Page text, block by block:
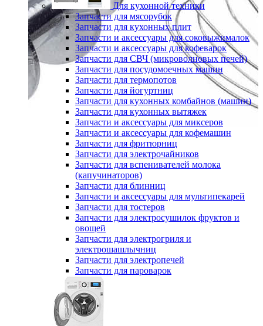
Для кухонной техники
Запчасти для мясорубок
Запчасти для кухонных плит
Запчасти и аксессуары для соковыжималок
Запчасти и аксессуары для кофеварок
Запчасти для СВЧ (микроволновых печей)
Запчасти для посудомоечных машин
Запчасти для термопотов
Запчасти для йогуртниц
Запчасти для кухонных комбайнов (машин)
Запчасти для кухонных вытяжек
Запчасти и аксессуары для миксеров
Запчасти и аксессуары для кофемашин
Запчасти для фритюрниц
Запчасти для электрочайников
Запчасти для вспенивателей молока
(капучинаторов)
Запчасти для блинниц
Запчасти и аксессуары для мультипекарей
Запчасти для тостеров
Запчасти для электросушилок фруктов и
овощей
Запчасти для электрогриля и
электрошашлычниц
Запчасти для электропечей
Запчасти для пароварок